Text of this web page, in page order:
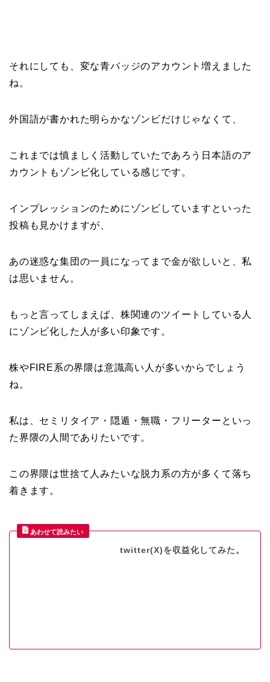
それにしても、変な青バッジのアカウント増えました
ね。
外国語が書かれた明らかなゾンビだけじゃなくて、
これまでは慎ましく活動していたであろう日本語のア
カウントもゾンビ化している感じです。
インプレッションのためにゾンビしていますといった
投稿も見かけますが、
あの迷惑な集団の一員になってまで金が欲しいと、私
は思いません。
もっと言ってしまえば、株関連のツイートしている人
にゾンビ化した人が多い印象です。
株やFIRE系の界隈は意識高い人が多いからでしょう
ね。
私は、セミリタイア・隠遁・無職・フリーターといっ
た界隈の人間でありたいです。
この界隈は世捨て人みたいな脱力系の方が多くて落ち
着きます。
twitter(X)を収益化してみた。